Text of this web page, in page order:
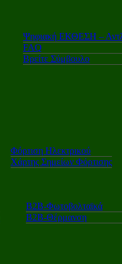
Ψηφιακή ΕΚΘΕΣΗ –
FAQ
Βρείτε Σύμβουλο
Φόρτιση Ηλεκτρικού
Χάρτης Σημείων Φόρτισης
Β2Β-Φωτοβολταϊκά
Β2Β-Θέρμανση